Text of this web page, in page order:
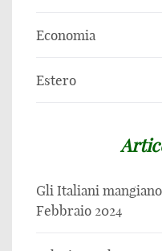
Economia
Estero
Gli Italiani
Febbraio 2024